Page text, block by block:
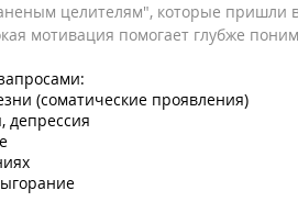
целителям", которые
мотивация помогает глубже
(соматические проявления)
депрессия